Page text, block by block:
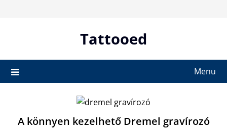
Tattooed
Menu
A könnyen kezelhető Dremel gravírozó